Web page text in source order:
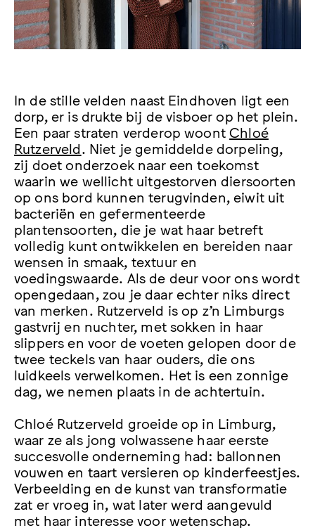
In de stille velden naast Eindhoven ligt een
dorp, er is drukte bij de visboer op het plein.
Een paar straten verderop woontChloé
Rutzerveld. Niet je gemiddelde dorpeling,
zij doet onderzoek naar een toekomst
waarin we wellicht uitgestorven diersoorten
op ons bord kunnen terugvinden, eiwit uit
bacteriën en gefermenteerde
plantensoorten, die je wat haar betreft
volledig kunt ontwikkelen en bereiden naar
wensen in smaak, textuur en
voedingswaarde. Als de deur voor ons wordt
opengedaan, zou je daar echter niks direct
van merken. Rutzerveld is op z’n Limburgs
gastvrij en nuchter, met sokken in haar
slippers en voor de voeten gelopen door de
twee teckels van haar ouders, die ons
luidkeels verwelkomen. Het is een zonnige
dag, we nemen plaats in de achtertuin.
Chloé Rutzerveld groeide op in Limburg,
waar ze als jong volwassene haar eerste
succesvolle onderneming had: ballonnen
vouwen en taart versieren op kinderfeestjes.
Verbeelding en de kunst van transformatie
zat er vroeg in, wat later werd aangevuld
met haar interesse voor wetenschap.